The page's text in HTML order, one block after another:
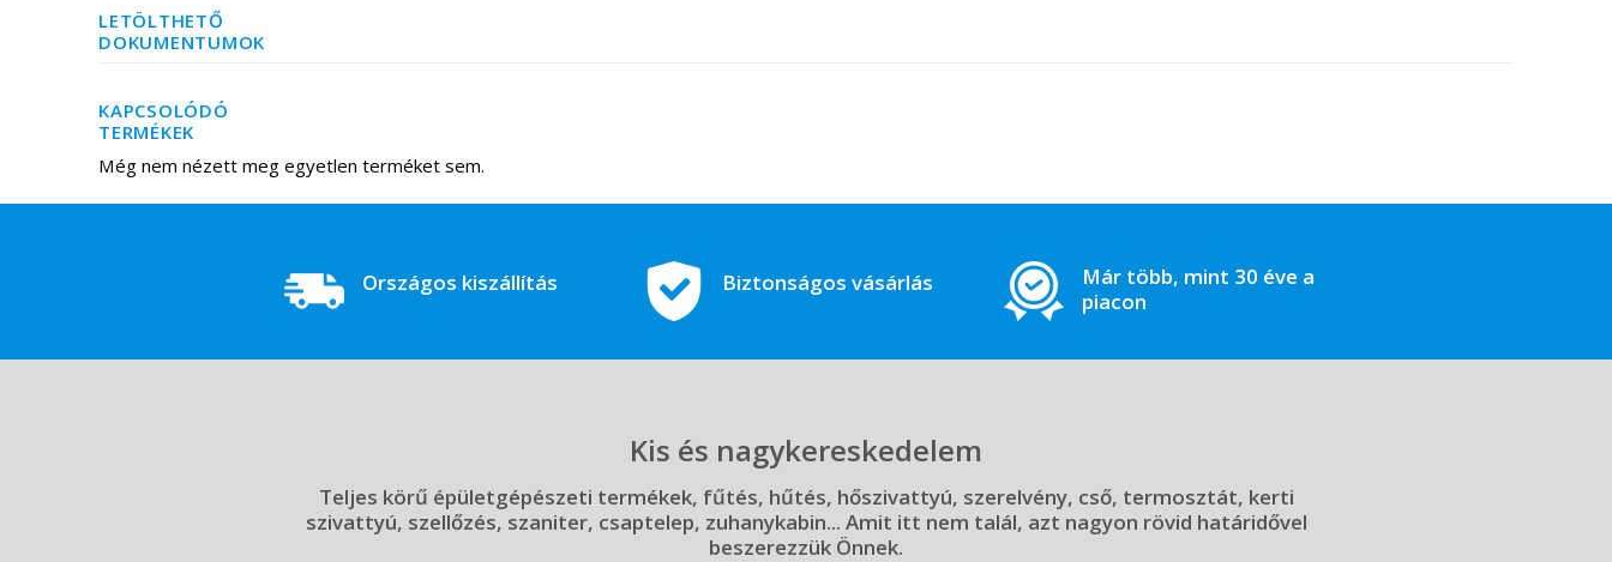
LETÖLTHETŐ
DOKUMENTUMOK
KAPCSOLÓDÓ
TERMÉKEK
Még nem nézett meg egyetlen terméket sem.
Országos kiszállítás Biztonságos vásárlás
Már több, mint 30 éve a
piacon
Kis és nagykereskedelem
Teljes körű épületgépészeti termékek, fűtés, hűtés, hőszivattyú, szerelvény, cső, termosztát, kerti
szivattyú, szellőzés, szaniter, csaptelep, zuhanykabin... Amit itt nem talál, azt nagyon rövid határidővel
beszerezzük Önnek.